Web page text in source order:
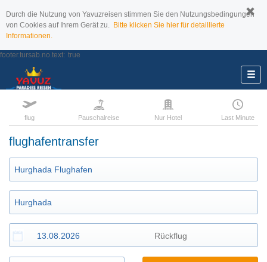
Durch die Nutzung von Yavuzreisen stimmen Sie den Nutzungsbedingungen
von Cookies auf Ihrem Gerät zu. Bitte klicken Sie hier für detaillierte
Informationen.
footer.tursab.no.text: true
flug Pauschalreise Nur Hotel Last Minute
flughafentransfer